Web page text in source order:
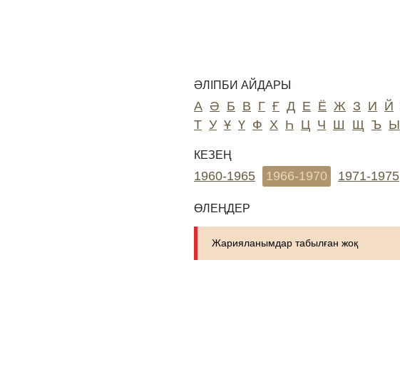
ӘЛІПБИ АЙДАРЫ
А Ә Б В Г Ғ Д Е Ё Ж З И Й
Т У Ұ Ү Ф Х Һ Ц Ч Ш Щ Ъ Ы
КЕЗЕҢ
1960-1965 1966-1970 1971-1975
ӨЛЕҢДЕР
Жарияланымдар табылған жоқ